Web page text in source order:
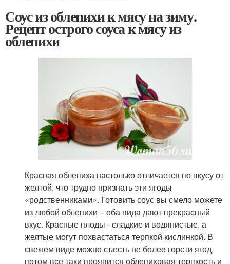
Соус из облепихи к мясу на зиму.
Рецепт острого соуса к мясу из
облепихи
Красная облепиха настолько отличается по вкусу от
желтой, что трудно признать эти ягоды
«родственниками». Готовить соус вы смело можете
из любой облепихи – оба вида дают прекрасный
вкус. Красные плоды - сладкие и водянистые, а
желтые могут похвастаться терпкой кислинкой. В
свежем виде можно съесть не более горсти ягод,
потом все таки проявится облепиховая терпкость и